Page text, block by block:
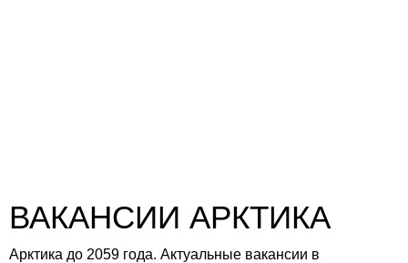
ВАКАНСИИ АРКТИКА
Арктика до 2059 года. Актуальные вакансии в